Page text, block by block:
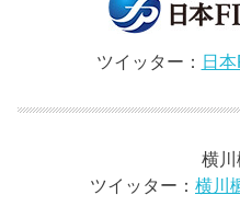
ツイッター： 日
横川
ツイッター： 横川